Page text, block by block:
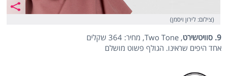
(צילום: לירון ויסמן)
9. סוויטשירט
, Two Tone, מחיר: 364 שקלים
אחד היפים שראינו. הגולף פשוט מושלם